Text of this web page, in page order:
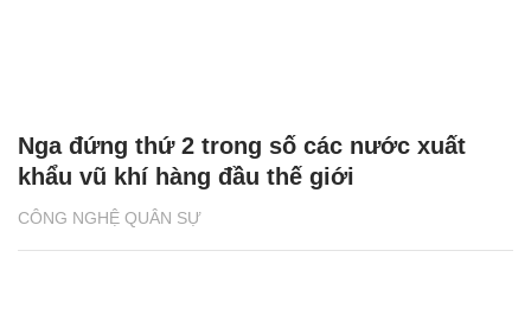
CÔNG NGHỆ QUÂN SỰ
Nga đứng thứ 2 trong số các nước xuất
khẩu vũ khí hàng đầu thế giới